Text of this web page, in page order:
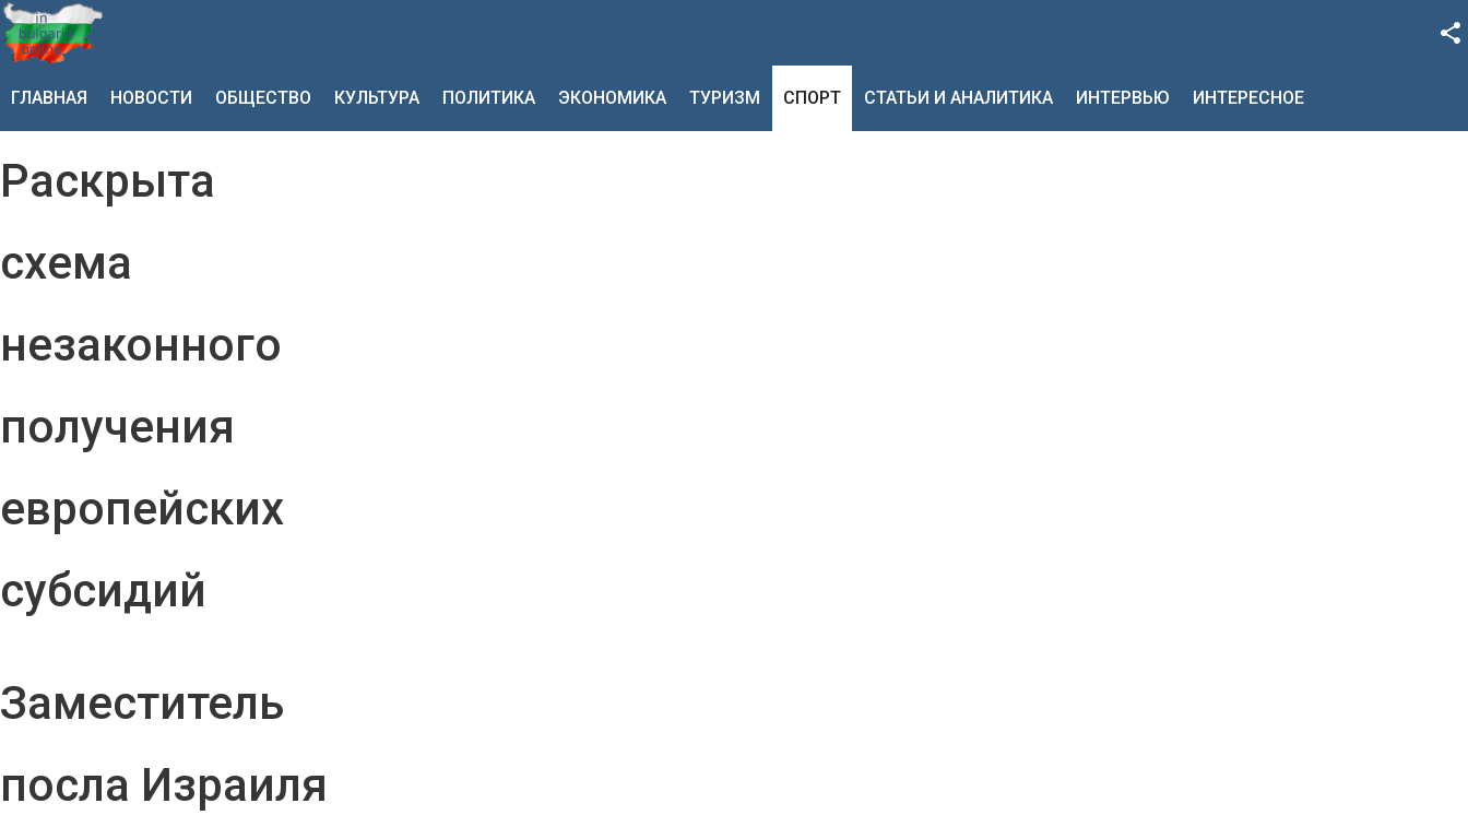
Google+
ГЛАВНАЯ НОВОСТИ ОБЩЕСТВО КУЛЬТУРА ПОЛИТИКА ЭКОНОМИКА ТУРИЗМ СПОРТ СТАТЬИ И АНАЛИТИКА ИНТЕРВЬЮ ИНТЕРЕСНОЕ
Раскрыта
схема
незаконного
получения
европейских
субсидий
Заместитель
посла Израиля